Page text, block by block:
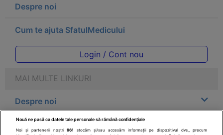
Despre noi
Cum te ajuta SfatulMedicului
Login / Cont nou
MAI MULTE LINKURI
Despre noi
Legal
Nouă ne pasă ca datele tale personale să rămână confidențiale
Noi și partenerii noștri961
stocăm și/sau accesăm informații pe dispozitivul dvs., precum